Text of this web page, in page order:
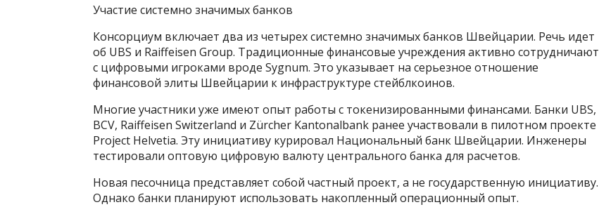
Участие системно значимых банков
Консорциум включает два из четырех системно значимых банков Швейцарии. Речь идет
об UBS и Raiffeisen Group. Традиционные финансовые учреждения активно сотрудничают
с цифровыми игроками вроде Sygnum. Это указывает на серьезное отношение
финансовой элиты Швейцарии к инфраструктуре стейблкоинов.
Многие участники уже имеют опыт работы с токенизированными финансами. Банки UBS,
BCV, Raiffeisen Switzerland и Zürcher Kantonalbank ранее участвовали в пилотном проекте
Project Helvetia. Эту инициативу курировал Национальный банк Швейцарии. Инженеры
тестировали оптовую цифровую валюту центрального банка для расчетов.
Новая песочница представляет собой частный проект, а не государственную инициативу.
Однако банки планируют использовать накопленный операционный опыт.